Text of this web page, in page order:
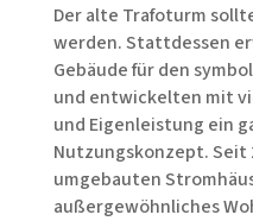
Der alte Trafoturm
werden. Stattdessen
Gebäude für den
und entwickelten mit
und Eigenleistung ein
Nutzungskonzept. Seit
umgebauten
außergewöhnliches